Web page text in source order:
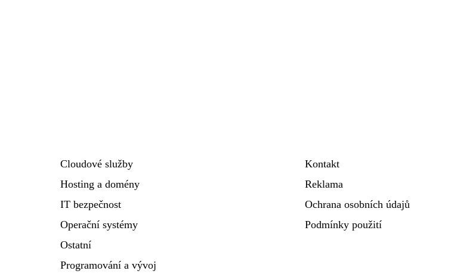
Cloudové služby
Hosting a domény
IT bezpečnost
Operační systémy
Ostatní
Programování a vývoj
Kontakt
Reklama
Ochrana osobních údajů
Podmínky použití